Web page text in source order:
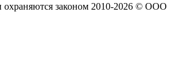
законом 2010-2026 © ООО